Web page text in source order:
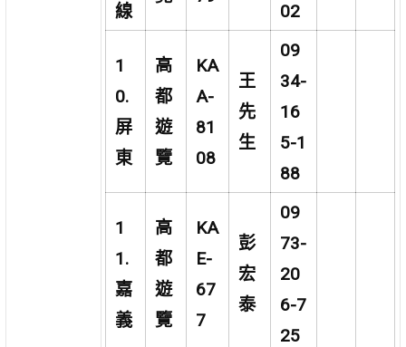
線 02
1
0.
屏
東
高
都
遊
覽
KA
A-
81
08
王
先
生
09
34-
16
5-1
88
1
1.
嘉
義
高
都
遊
覽
KA
E-
67
7
彭
宏
泰
09
73-
20
6-7
25